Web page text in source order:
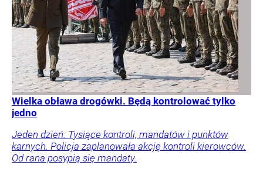
Wielka obława drogówki. Będą kontrolować tylko
jedno
Jeden dzień. Tysiące kontroli, mandatów i punktów
karnych. Policja zaplanowała akcję kontroli kierowców.
Od rana posypią się mandaty.